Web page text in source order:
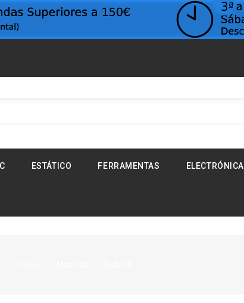
ESTÁTICO FERRAMENTAS ELECTRÓNICA